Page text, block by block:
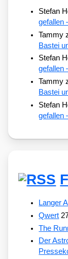
Stefan
gefallen
Tammy
Bastei
Stefan
gefallen
Tammy
Bastei
Stefan
gefallen
Langer
Qwert
The
Der